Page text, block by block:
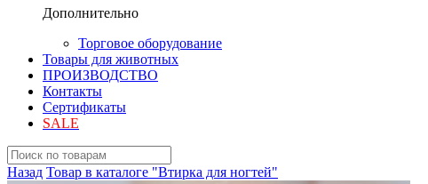
Дополнительно
Торговое оборудование
Товары для животных
ПРОИЗВОДСТВО
Контакты
Сертификаты
SALE
Назад Товар в каталоге "Втирка для ногтей"